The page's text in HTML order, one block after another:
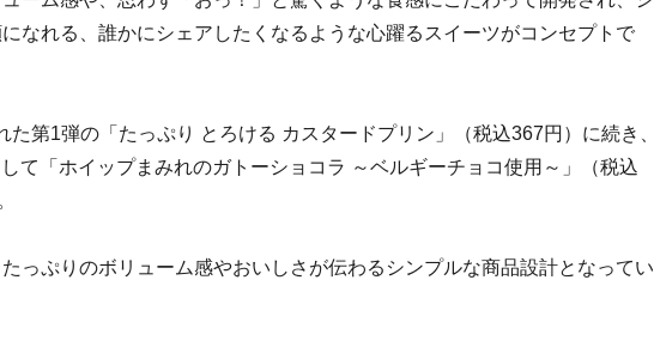
なれる、誰かにシェアしたくなるような心躍るスイーツがコンセプトで
た第1弾の「たっぷり とろける カスタードプリン」（税込367円）に続き、
て「ホイップまみれのガトーショコラ ～ベルギーチョコ使用～」（税込
っぷりのボリューム感やおいしさが伝わるシンプルな商品設計となってい